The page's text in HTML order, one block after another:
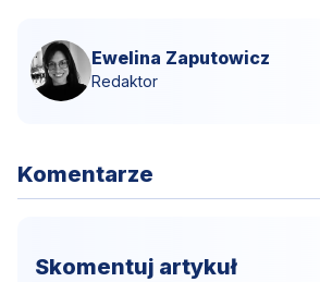
Ewelina Zaputowicz
Redaktor
Komentarze
Skomentuj artykuł